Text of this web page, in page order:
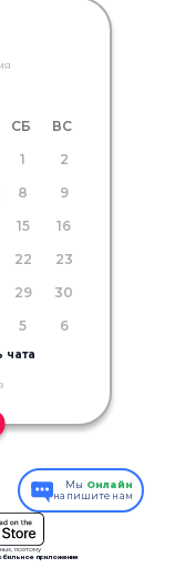
СБ
ВС
1
2
8
9
15
16
22
23
29
30
5 6
чата
Мы Онлайн
напишите нам
поэтому
приложение